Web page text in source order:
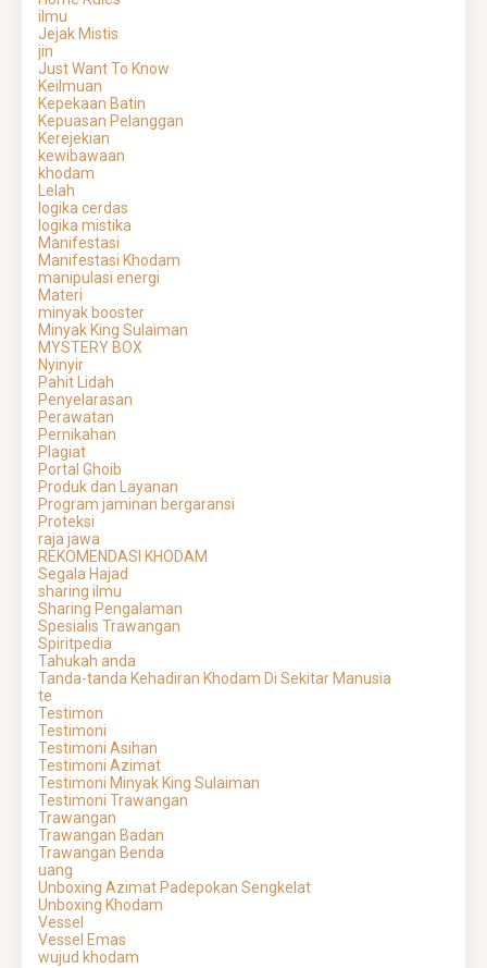
ilmu
Jejak Mistis
jin
Just Want To Know
Keilmuan
Kepekaan Batin
Kepuasan Pelanggan
Kerejekian
kewibawaan
khodam
Lelah
logika cerdas
logika mistika
Manifestasi
Manifestasi Khodam
manipulasi energi
Materi
minyak booster
Minyak King Sulaiman
MYSTERY BOX
Nyinyir
Pahit Lidah
Penyelarasan
Perawatan
Pernikahan
Plagiat
Portal Ghoib
Produk dan Layanan
Program jaminan bergaransi
Proteksi
raja jawa
REKOMENDASI KHODAM
Segala Hajad
sharing ilmu
Sharing Pengalaman
Spesialis Trawangan
Spiritpedia
Tahukah anda
Tanda-tanda Kehadiran Khodam Di Sekitar Manusia
te
Testimon
Testimoni
Testimoni Asihan
Testimoni Azimat
Testimoni Minyak King Sulaiman
Testimoni Trawangan
Trawangan
Trawangan Badan
Trawangan Benda
uang
Unboxing Azimat Padepokan Sengkelat
Unboxing Khodam
Vessel
Vessel Emas
wujud khodam